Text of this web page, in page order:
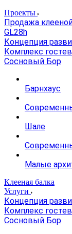
Проекты
Продажа
GL28h
Концепция
Комплекс
Сосновый Бор
Барнхаус
Шале
Малые
Клееная балка
Услуги
Концепция
Комплекс
Сосновый Бор